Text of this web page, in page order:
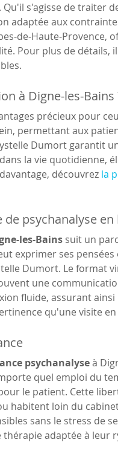
. Qu'il s'agisse de traiter
adaptée aux
de-Haute-Provence,
Pour plus de détails,
à Digne-les-Bains
précieux pour
permettant aux
Dumort garantit
la vie quotidienne,
découvrez la
psychanalyse en
les-Bains suit un
exprimer ses
Dumort. Le format
une
fluide, assurant
qu'une visite
psychanalyse à
quel emploi du
le patient. Cette
habitent loin du
sans le stress de
adaptée à leur